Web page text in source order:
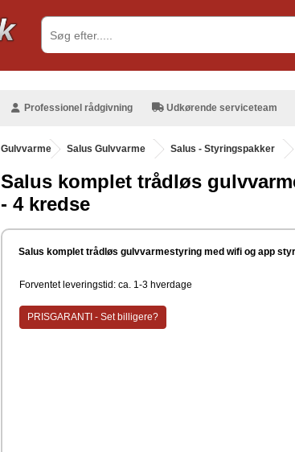
Professionel rådgivning Udkørende serviceteam
Gulvvarme . Salus Gulvvarme Salus - Styringspakker
Salus komplet trådløs
- 4 kredse
Salus komplet trådløs gulvvarmestyring med wifi og app
Forventet leveringstid: ca. 1-3 hverdage
PRISGARANTI - Set billigere?